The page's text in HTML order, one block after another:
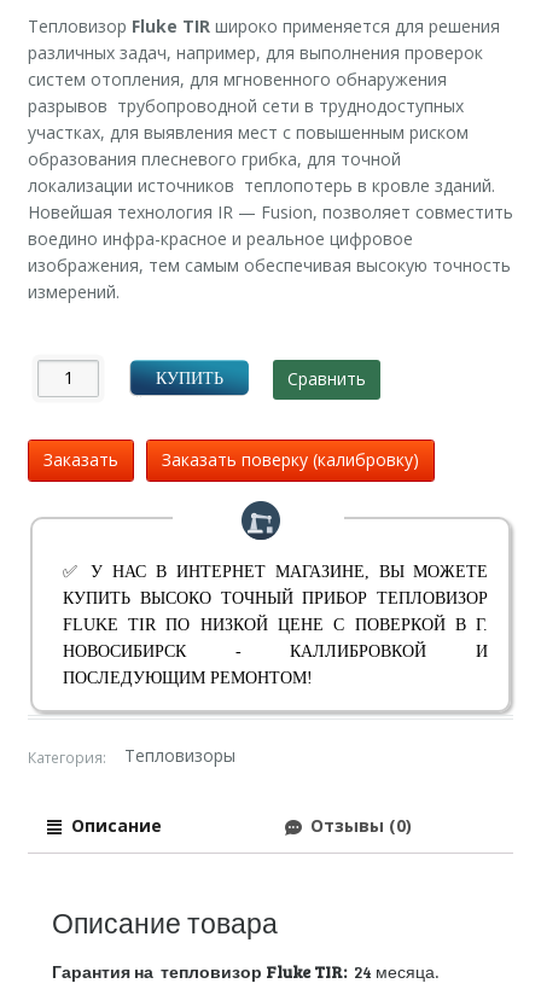
Тепловизор Fluke TIRшироко применяется для решения
различных задач, например, для выполнения проверок
систем отопления, для мгновенного обнаружения
разрывов трубопроводной сети в труднодоступных
участках, для выявления мест с повышенным риском
образования плесневого грибка, для точной
локализации источников теплопотерь в кровле зданий.
Новейшая технология IR — Fusion, позволяет совместить
воедино инфра-красное и реальное цифровое
изображения, тем самым обеспечивая высокую точность
измерений.
КУПИТЬ Сравнить
Заказать Заказать поверку (калибровку)
✅ У НАС В ИНТЕРНЕТ МАГАЗИНЕ, ВЫ МОЖЕТЕ
КУПИТЬ ВЫСОКО ТОЧНЫЙ ПРИБОР ТЕПЛОВИЗОР
FLUKE TIR ПО НИЗКОЙ ЦЕНЕ С ПОВЕРКОЙ В Г.
НОВОСИБИРСК - КАЛЛИБРОВКОЙ И
ПОСЛЕДУЮЩИМ РЕМОНТОМ!
Категория: Тепловизоры
Описание Отзывы (0)
Описание товара
Гарантия на тепловизор FlukeTIR: 24 месяца.